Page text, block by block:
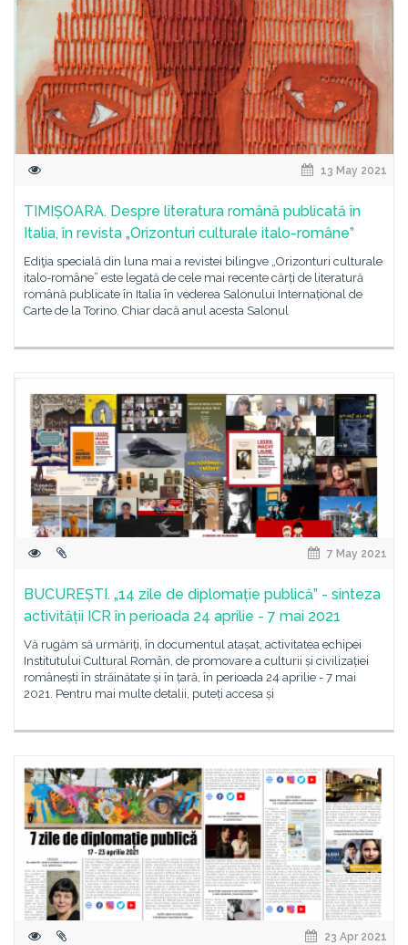
13 May 2021
TIMIȘOARA. Despre literatura română publicată în
Italia, în revista „Orizonturi culturale italo-române”
Ediţia specială din luna mai a revistei bilingve „Orizonturi culturale
italo-române” este legată de cele mai recente cărți de literatură
română publicate în Italia în vederea Salonului Internațional de
Carte de la Torino. Chiar dacă anul acesta Salonul
7 May 2021
BUCUREȘTI. „14 zile de diplomație publică” - sinteza
activității ICR în perioada 24 aprilie - 7 mai 2021
Vă rugăm să urmăriți, în documentul atașat, activitatea echipei
Institutului Cultural Român, de promovare a culturii și civilizației
românești în străinătate și în țară, în perioada 24 aprilie - 7 mai
2021. Pentru mai multe detalii, puteți accesa și
23 Apr 2021